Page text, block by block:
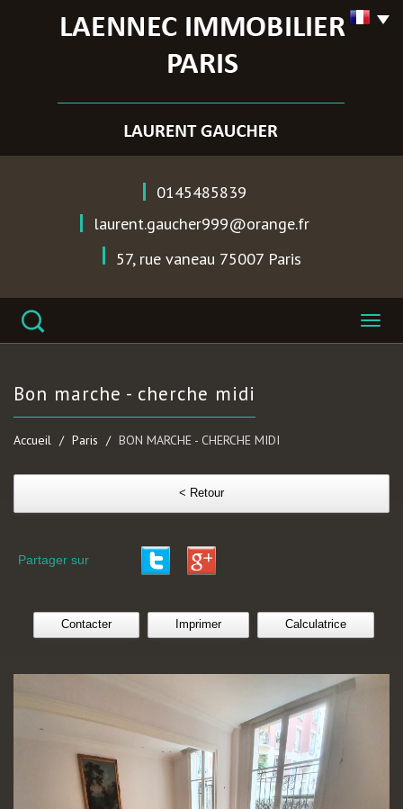
0145485839
laurent.gaucher999@orange.fr
57, rue vaneau 75007 Paris
bon marche - cherche midi
Accueil Paris BON MARCHE - CHERCHE MIDI
< Retour
Partager sur
Contacter Imprimer Calculatrice